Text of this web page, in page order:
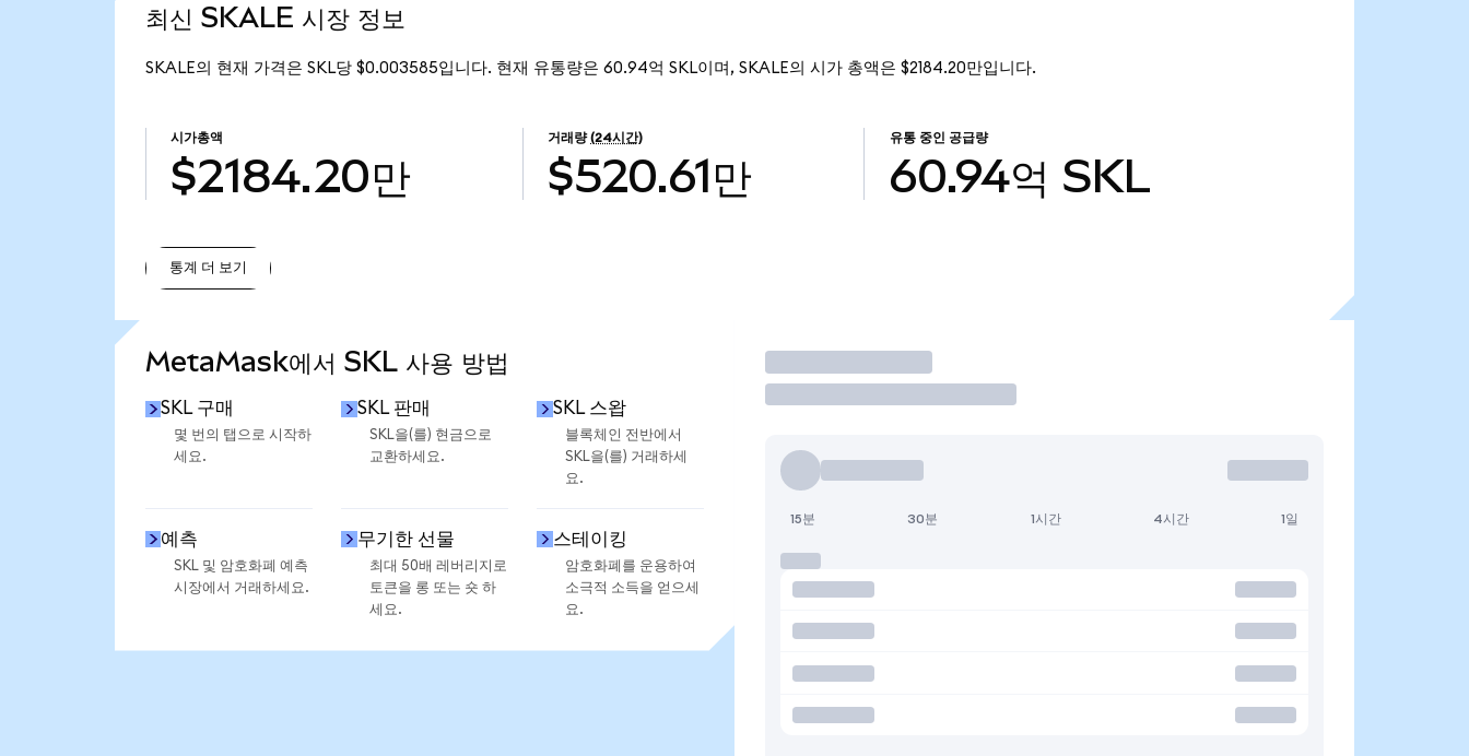
최신 SKALE 시장 정보
SKALE의 현재 가격은 SKL당 $0.003585입니다. 현재 유통량은 60.94억 SKL이며, SKALE의 시가 총액은 $2184.20만입니다.
시가총액
$2184.20만
거래량 (24시간)
$520.61만
유통 중인 공급량
60.94억 SKL
통계 더 보기
MetaMask에서 SKL 사용 방법
SKL 구매
몇 번의 탭으로 시작하
세요.
SKL 판매
SKL을(를) 현금으로
교환하세요.
SKL 스왑
블록체인 전반에서
SKL을(를) 거래하세
요.
예측
SKL 및 암호화폐 예측
시장에서 거래하세요.
무기한 선물
최대 50배 레버리지로
토큰을 롱 또는 숏 하
세요.
스테이킹
암호화폐를 운용하여
소극적 소득을 얻으세
요.
거래
15분 30분 1시간 4시간 1일